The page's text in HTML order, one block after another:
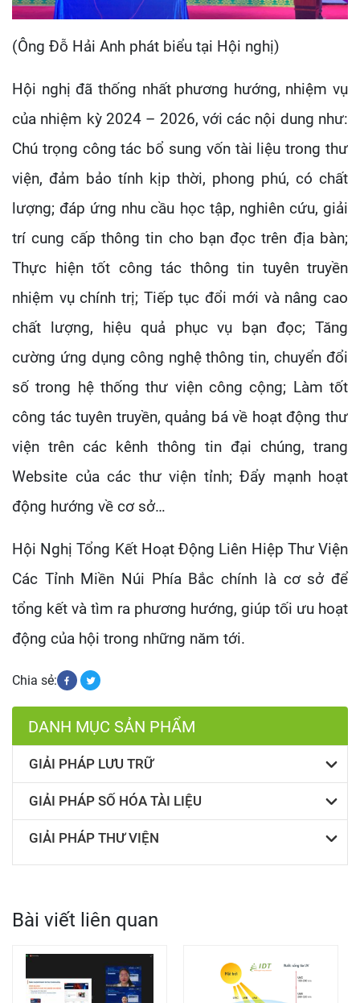
(Ông Đỗ Hải Anh phát biểu tại Hội nghị)
Hội nghị đã thống nhất phương hướng, nhiệm vụ
của nhiệm kỳ 2024 – 2026, với các nội dung như:
Chú trọng công tác bổ sung vốn tài liệu trong thư
viện, đảm bảo tính kịp thời, phong phú, có chất
lượng; đáp ứng nhu cầu học tập, nghiên cứu, giải
trí cung cấp thông tin cho bạn đọc trên địa bàn;
Thực hiện tốt công tác thông tin tuyên truyền
nhiệm vụ chính trị; Tiếp tục đổi mới và nâng cao
chất lượng, hiệu quả phục vụ bạn đọc; Tăng
cường ứng dụng công nghệ thông tin, chuyển đổi
số trong hệ thống thư viện công cộng; Làm tốt
công tác tuyên truyền, quảng bá về hoạt động thư
viện trên các kênh thông tin đại chúng, trang
Website của các thư viện tỉnh; Đẩy mạnh hoạt
động hướng về cơ sở…
Hội Nghị Tổng Kết Hoạt Động Liên Hiệp Thư Viện
Các Tỉnh Miền Núi Phía Bắc chính là cơ sở để
tổng kết và tìm ra phương hướng, giúp tối ưu hoạt
động của hội trong những năm tới.
Chia sẻ:
DANH MỤC SẢN PHẨM
GIẢI PHÁP LƯU TRỮ
GIẢI PHÁP SỐ HÓA TÀI LIỆU
GIẢI PHÁP THƯ VIỆN
Bài viết liên quan